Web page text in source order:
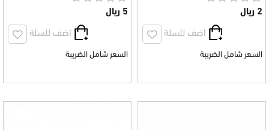
2 ريال
اضف للسلة
السعر شامل الضريبة
5 ريال
اضف للسلة
السعر شامل الضريبة